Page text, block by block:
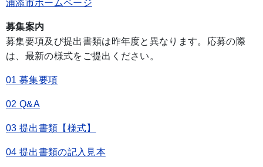
浦添市ホームページ
募集案内
募集要項及び提出書類は昨年度と異なります。応募の際
は、最新の様式をご提出ください。
01 募集要項
02 Q&A
03 提出書類【様式】
04 提出書類の記入見本